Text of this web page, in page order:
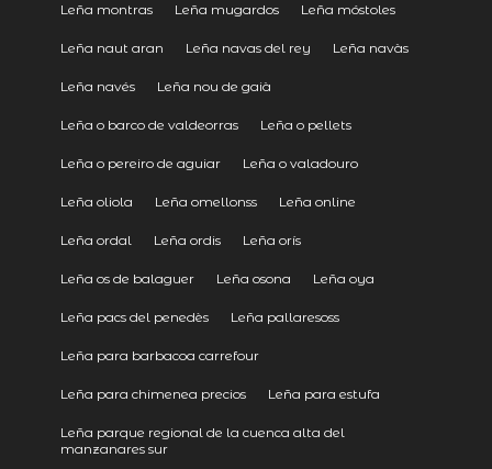
Leña montras Leña mugardos Leña móstoles
Leña naut aran Leña navas del rey Leña navàs
Leña navés Leña nou de gaià
Leña o barco de valdeorras Leña o pellets
Leña o pereiro de aguiar Leña o valadouro
Leña oliola Leña omellonss Leña online
Leña ordal Leña ordis Leña orís
Leña os de balaguer Leña osona Leña oya
Leña pacs del penedès Leña pallaresoss
Leña para barbacoa carrefour
Leña para chimenea precios Leña para estufa
Leña parque regional de la cuenca alta del
manzanares sur